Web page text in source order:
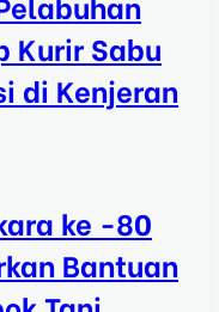
Kurir Sabu
di Kenjeran
ke -80
Bantuan